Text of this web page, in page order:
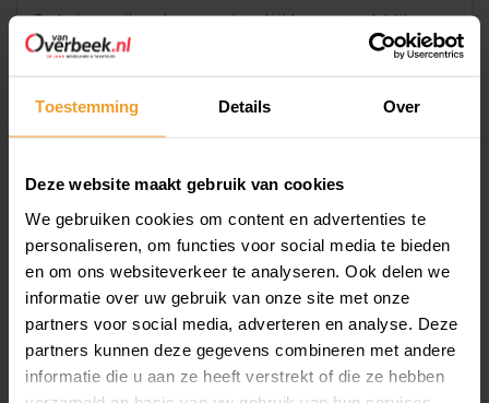
Toestemming Details Over
Deze website maakt gebruik van cookies
We gebruiken cookies om content en advertenties te
personaliseren, om functies voor social media te bieden
en om ons websiteverkeer te analyseren. Ook delen we
informatie over uw gebruik van onze site met onze
partners voor social media, adverteren en analyse. Deze
partners kunnen deze gegevens combineren met andere
informatie die u aan ze heeft verstrekt of die ze hebben
De huizenprijzen kunnen niet altijd maar sterk blijven
stijgen. Door de steeds hogere prijzen zijn er namelijk
kopen. Als de prijzen harder stijgen dan de inkomens,
moet er ergens een kentering komen in de sterke
hypotheekrentes in het afgelopen jaar flink gestegen
zijn. Hierdoor is het maximaal te verkrijgen
hypotheekbedrag op basis van het inkomen flink
gedaald. Sinds de tweede helft van 2022 zijn de
huizenprijzen gezakt, maar het gaat om kleine
dalingen.
Wachten op de woning van je dromen